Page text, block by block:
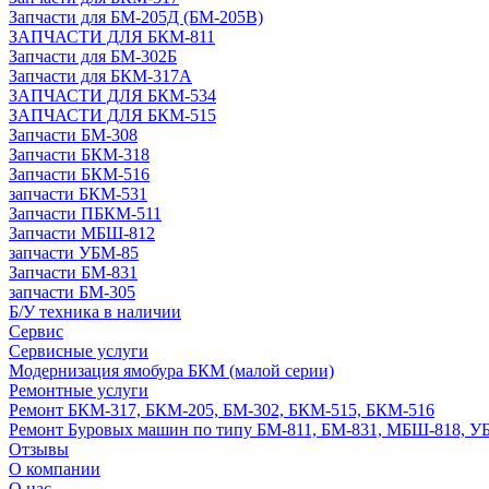
Запчасти для БМ-205Д (БМ-205В)
ЗАПЧАСТИ ДЛЯ БКМ-811
Запчасти для БМ-302Б
Запчасти для БКМ-317А
ЗАПЧАСТИ ДЛЯ БКМ-534
ЗАПЧАСТИ ДЛЯ БКМ-515
Запчасти БМ-308
Запчасти БКМ-318
Запчасти БКМ-516
запчасти БКМ-531
Запчасти ПБКМ-511
Запчасти МБШ-812
запчасти УБМ-85
Запчасти БМ-831
запчасти БМ-305
Б/У техника в наличии
Сервис
Сервисные услуги
Модернизация ямобура БКМ (малой серии)
Ремонтные услуги
Ремонт БКМ-317, БКМ-205, БМ-302, БКМ-515, БКМ-516
Ремонт Буровых машин по типу БМ-811, БМ-831, МБШ-818,
Отзывы
О компании